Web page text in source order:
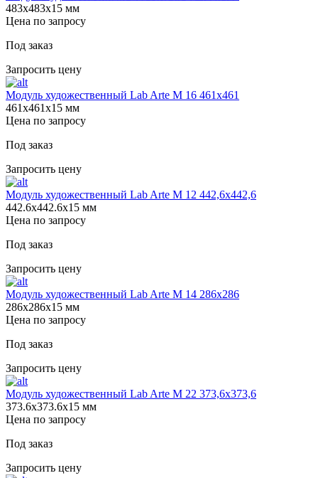
483х483х15 мм
Цена по запросу
Под заказ
Запросить цену
Модуль художественный Lab Arte М 16 461х461
461х461х15 мм
Цена по запросу
Под заказ
Запросить цену
Модуль художественный Lab Arte М 12 442,6х442,6
442.6х442.6х15 мм
Цена по запросу
Под заказ
Запросить цену
Модуль художественный Lab Arte М 14 286х286
286х286х15 мм
Цена по запросу
Под заказ
Запросить цену
Модуль художественный Lab Arte М 22 373,6х373,6
373.6х373.6х15 мм
Цена по запросу
Под заказ
Запросить цену